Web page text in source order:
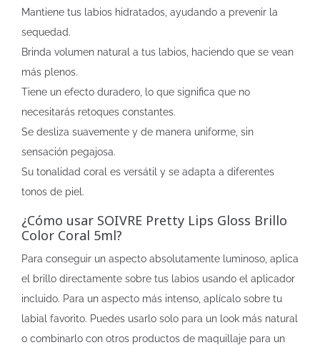
Mantiene tus labios hidratados, ayudando a prevenir la
sequedad.
Brinda volumen natural a tus labios, haciendo que se vean
más plenos.
Tiene un efecto duradero, lo que significa que no
necesitarás retoques constantes.
Se desliza suavemente y de manera uniforme, sin
sensación pegajosa.
Su tonalidad coral es versátil y se adapta a diferentes
tonos de piel.
¿Cómo usar SOIVRE Pretty Lips Gloss Brillo
Color Coral 5ml?
Para conseguir un aspecto absolutamente luminoso, aplica
el brillo directamente sobre tus labios usando el aplicador
incluido. Para un aspecto más intenso, aplícalo sobre tu
labial favorito. Puedes usarlo solo para un look más natural
o combinarlo con otros productos de maquillaje para un